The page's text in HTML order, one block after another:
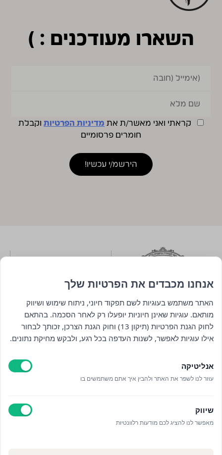
השארו מעודכנים : )
קראתי ואני מאשר/ת את מדיניות הפרטיות וקבלת
חומרים פרסומיים
ניווט
כללי
אנחנו מכבדים את הפרטיות שלך
האתר משתמש בעוגיות לשם תפקוד חיוני, ניתוח שימוש ושיווק
מותאם. עוגיות שאינן חיוניות יופעלו רק לאחר הסכמה. בהתאם
לחוק הגנת הפרטיות (תיקון 13) וחוק הגנת הצרכן, זכותך לבחור
אילו עוגיות לאפשר, לשנות העדפה בכל רגע, ולבקש מחיקת נתונים.
אנליטיקה
עוזר לנו לשפר את האתר ולהבין איך אתם משתמשים בו
שיווק
מאפשר לנו להציג לכם מודעות רלוונטיות